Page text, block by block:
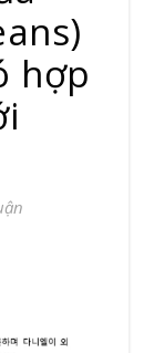
hợp